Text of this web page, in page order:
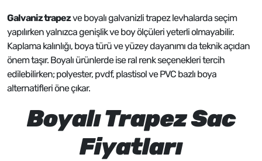
Galvaniz trapezve boyalı galvanizli trapez levhalarda seçim
yapılırken yalnızca genişlik ve boy ölçüleri yeterli olmayabilir.
Kaplama kalınlığı, boya türü ve yüzey dayanımı da teknik açıdan
önem taşır. Boyalı ürünlerde ise ral renk seçenekleri tercih
edilebilirken; polyester, pvdf, plastisol ve PVC bazlı boya
alternatifleri öne çıkar.
Boyalı Trapez Sac
Fiyatları